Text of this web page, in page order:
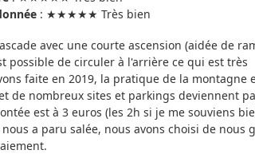
: ★★★★★ Très bien
avec une courte ascension (aidée de
possible de circuler à l'arrière ce qui est très
faite en 2019, la pratique de la montagne
de nombreux sites et parkings deviennent
est à 3 euros (les 2h si je me souviens
a paru salée, nous avons choisi de nous